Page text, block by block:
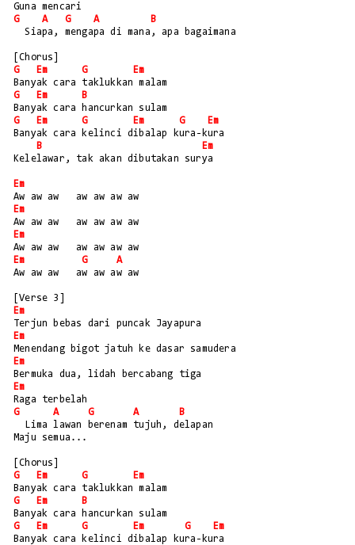
Guna mencari
G
A G A
B
  Siapa, mengapa di mana, apa bagaimana
[Chorus]
G
Em G
Em
Banyak cara taklukkan malam
G
Em
B
Banyak cara hancurkan sulam
G
Em G Em G
Em
Banyak cara kelinci dibalap kura-kura
B
Em
Kelelawar, tak akan dibutakan surya
Em
Aw aw aw   aw aw aw aw
Em
Aw aw aw   aw aw aw aw
Em
Aw aw aw   aw aw aw aw
Em
G
A
Aw aw aw   aw aw aw aw
[Verse 3]
Em
Terjun bebas dari puncak Jayapura
Em
Menendang bigot jatuh ke dasar samudera
Em
Bermuka dua, lidah bercabang tiga
Em
Raga terbelah
G
A G A
B
  Lima lawan berenam tujuh, delapan
Maju semua...
[Chorus]
G
Em G
Em
Banyak cara taklukkan malam
G
Em
B
Banyak cara hancurkan sulam
G
Em G Em G
Em
Banyak cara kelinci dibalap kura-kura